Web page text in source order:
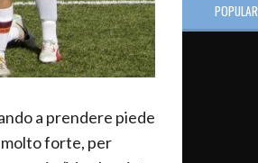
a prendere piede
molto forte, per
POPULAR